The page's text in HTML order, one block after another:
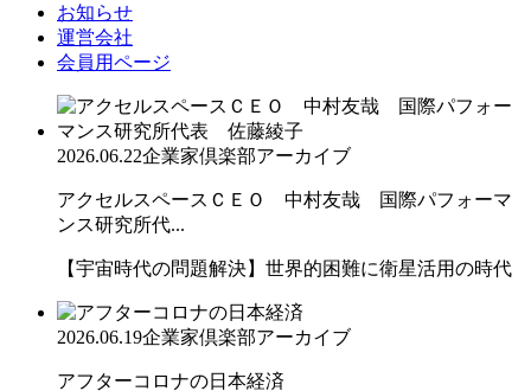
お知らせ
運営会社
会員用ページ
2026.06.22企業家倶楽部アーカイブ
アクセルスペースＣＥＯ 中村友哉 国際パフォーマ
ンス研究所代...
【宇宙時代の問題解決】世界的困難に衛星活用の時代
2026.06.19企業家倶楽部アーカイブ
アフターコロナの日本経済